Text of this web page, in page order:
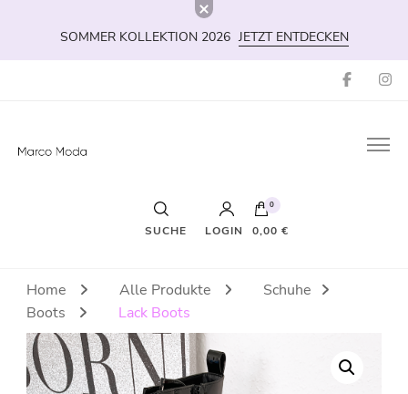
SOMMER KOLLEKTION 2026 JETZT ENTDECKEN
Marco-Moda
Dein Shop für Schuhe & Fashion
LOGIN
0
0,00 €
Es befinden sich keine Produkte im Warenkorb.
Home Alle Produkte
Schuhe
Boots
Lack Boots